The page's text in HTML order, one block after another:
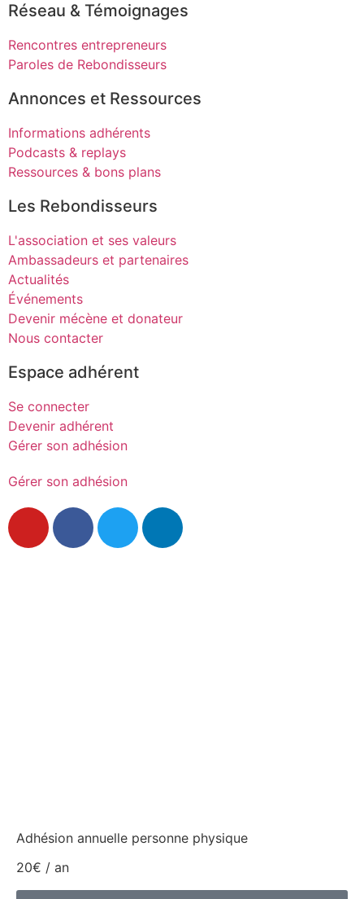
Réseau & Témoignages
Rencontres entrepreneurs
Paroles de Rebondisseurs
Annonces et Ressources
Informations adhérents
Podcasts & replays
Ressources & bons plans
Les Rebondisseurs
L'association et ses valeurs
Ambassadeurs et partenaires
Actualités
Événements
Devenir mécène et donateur
Nous contacter
Espace adhérent
Se connecter
Devenir adhérent
Gérer son adhésion
Gérer son adhésion
Adhésion annuelle personne physique
20€ / an